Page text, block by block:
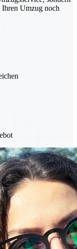
Umzug noch